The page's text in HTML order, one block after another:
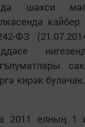
шәхси
ФЗ
кирәк
2011 елның 1